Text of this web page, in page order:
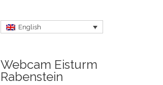
English
Webcam Eisturm
Rabenstein